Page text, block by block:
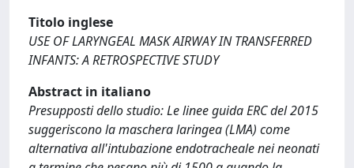
Titolo inglese
USE OF LARYNGEAL MASK AIRWAY IN TRANSFERRED
INFANTS: A RETROSPECTIVE STUDY
Abstract in italiano
Presupposti dello studio: Le linee guida ERC del 2015
suggeriscono la maschera laringea (LMA) come
alternativa all'intubazione endotracheale nei neonati